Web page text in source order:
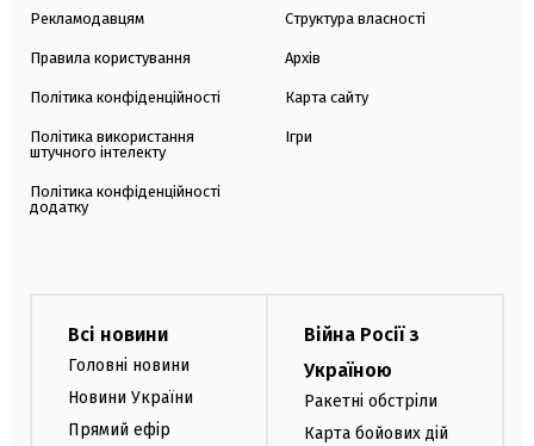
Рекламодавцям
Правила користування
Політика конфіденційності
Політика використання
штучного інтелекту
Політика конфіденційності
додатку
Структура власності
Архів
Карта сайту
Ігри
Всі новини
Головні новини
Новини України
Прямий ефір
Війна Росії з
Україною
Ракетні обстріли
Карта бойових дій